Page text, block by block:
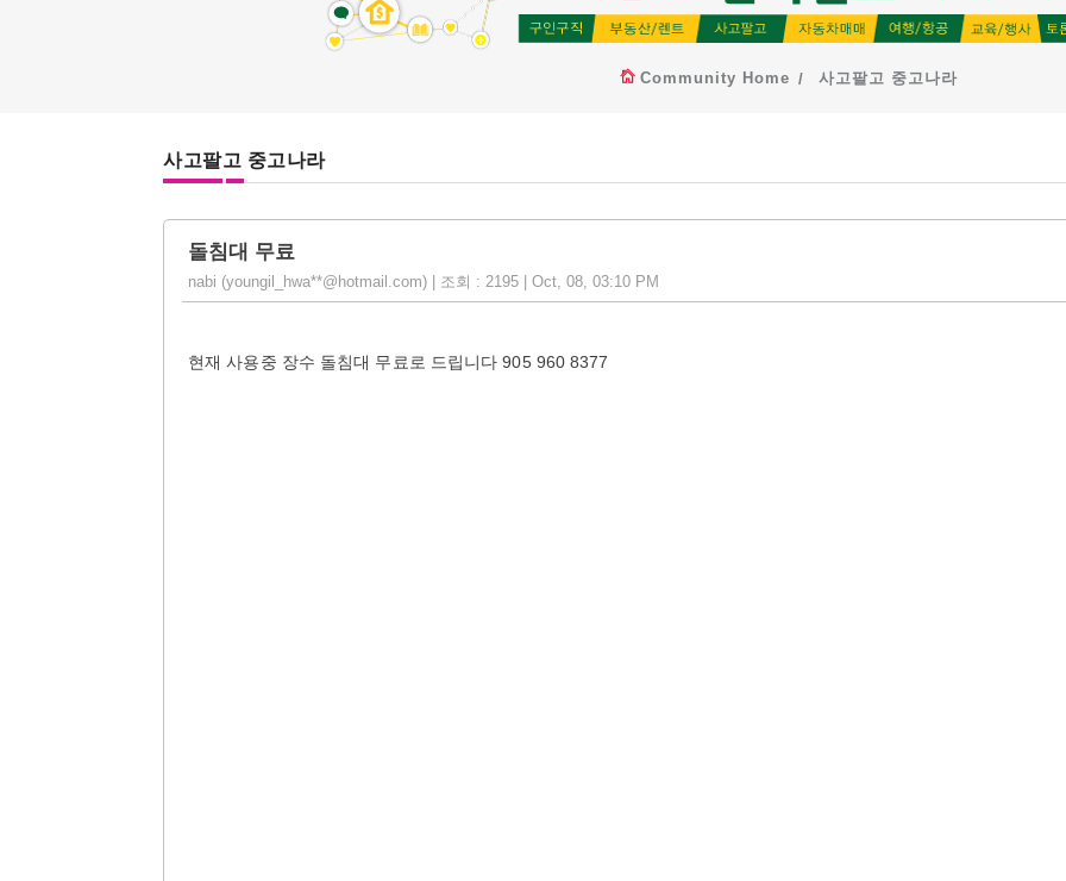
Community Home 사고팔고 중고나라
사고팔고 중고나라
돌침대 무료
nabi (youngil_hwa**@hotmail.com) | 조회 : 2195 | Oct, 08, 03:10 PM
현재 사용중 장수 돌침대 무료로 드립니다 905 960 8377